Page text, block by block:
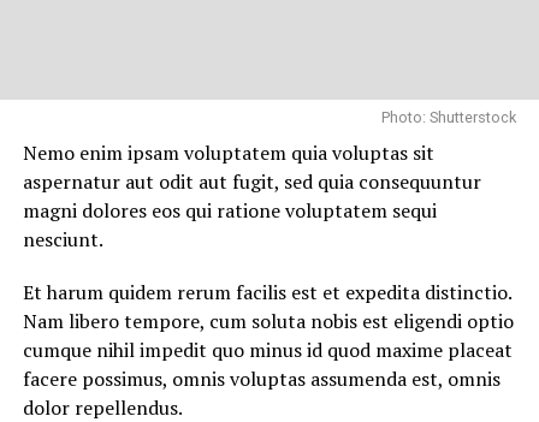
Photo: Shutterstock
Nemo enim ipsam voluptatem quia voluptas sit
aspernatur aut odit aut fugit, sed quia consequuntur
magni dolores eos qui ratione voluptatem sequi
nesciunt.
Et harum quidem rerum facilis est et expedita distinctio.
Nam libero tempore, cum soluta nobis est eligendi optio
cumque nihil impedit quo minus id quod maxime placeat
facere possimus, omnis voluptas assumenda est, omnis
dolor repellendus.